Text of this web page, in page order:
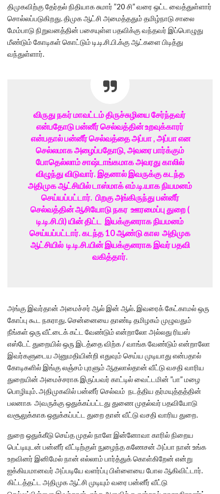
திமுகவிற்கு தேர்தல் நிதியாக சுமார் ”20 சி” வரை ஒட்ட வைத்துள்ளார்
சொல்லப்படுகிறது. திமுக ஆட்சி அமைத்ததும் தமிழ்நாடு சாலை
மேம்பாடு நிறுவனத்தின் பசையுள்ள பதவிக்கு வந்தவர் இப்பொழுது
மீண்டும் கோடிகள் கொட்டும் டி.டி.சி.பி.க்கு ஆட்களை பிடித்து
வந்துள்ளார்.
விருது நகர் மாவட்டம் திருச்சுழியை சேர்ந்தவர்
என்பதோடு பன்னீர் செல்வத்தின் உறவுக்காரர்
என்பதால் பன்னீர் செல்வத்தை அப்பா , அப்பா என
செல்லமாக அழைப்பதோடு, அவரை பார்க்கும்
போதெல்லாம் சாஷ்டாங்கமாக அவரது காலில்
விழுந்து விடுவார். இதனால் இவருக்கு கடந்த
அதிமுக ஆட்சியில் டாஸ்மாக் எம்.டி.யாக நியமனம்
செய்யப்பட்டார். பிறகு அங்கிருந்து பன்னீர்
செல்வத்தின் ஆசியோடு நகர ஊரமைப்பு துறை (
டி.டி.சி.பி) யின் திட்ட இயக்குனராக நியமனம்
செய்யப்பட்டார். கடந்த 10 ஆண்டு கால அதிமுக
ஆட்சியில் டி.டி.சி.யின் இயக்குனராக இவர் பதவி
வகித்தார்.
அங்கு இவர்தான் அமைச்சர் ஆல் இன் ஆல். இவரைக் கேட்காமல் ஒரு
கோப்பு கூட நகராது. சென்னையை தாண்டி தமிழகம் முழுவதும்
நீங்கள் ஒரு வீட்டைக் கட்ட வேண்டும் என்றாலோ அல்லது ரியஸ்
எஸ்டேட் துறையில் ஒரு இடத்தை விற்க / வாங்க வேண்டும் என்றாலோ
இவர்களுடைய அனுமதியின்றி எதுவும் செய்ய முடியாது என்பதால்
கோடிகளில் இங்கு லஞ்சம் புரளும் ஆதலால்தான் வீட்டு வசதி வாரிய
துறையின் அமைச்சராக இருப்பவர் காட்டில் வைட்டமின் ”பா” மழை
பொழியும். அதிமுகவில் பன்னீர் செல்வம் நடத்திய தர்மயுத்தத்தின்
பலனாக அவருக்கு ஒதுக்கப்பட்டது துணை முதல்வர் பதவியோடு
வசூலுக்காக ஒதுக்கப்பட்ட துறை தான் வீட்டு வசதி வாரிய துறை.
துறை ஒதுக்கீடு செய்த முதல் நாளே இன்னோவா காரில் நிறைய
பெட்டியுடன் பன்னீர் வீட்டிற்குள் நுழைந்த கணேசன் அப்பா நான் உங்க
உறவினர் இனிமேல் நான் எல்லாம் பார்த்துக் கொள்கிறேன் என்று
ஐக்கியமானவர் அப்படியே வளர்ப்பு பிள்ளையை போல ஆகிவிட்டார்.
கிட்டத்தட்ட அதிமுக ஆட்சி முடியும் வரை பன்னீர் வீட்டு